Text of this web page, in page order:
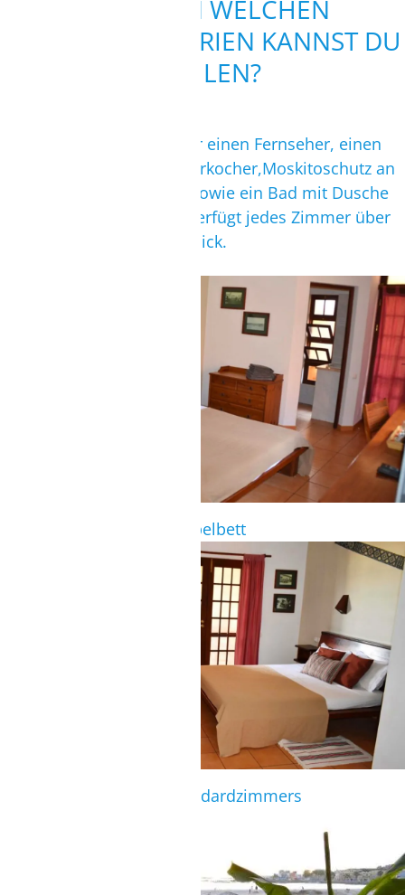
ZWISCHEN WELCHEN
ZIMMERKATEGORIEN KANNST DU
WÄHLEN?
Jedes Zimmer verfügt über einen Fernseher, einen
Kühlschrank, einen Wasserkocher,Moskitoschutz an
allen Türen und Fensternsowie ein Bad mit Dusche
und Föhn. Des Weiteren verfügt jedes Zimmer über
einen Garten- oder Meerblick.
Standardzimmer mit Doppelbett
Zimmerübersicht des Standardzimmers